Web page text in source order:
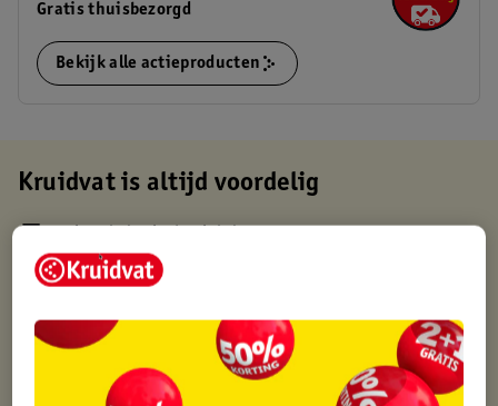
Gratis thuisbezorgd
Bekijk alle actieproducten
Kruidvat is altijd voordelig
Op werkdagen voor 22:00 uur besteld, volgende dag in huis
Gratis thuisbezorgd vanaf 50.00
Gratis punten met je Kruidvat kaart